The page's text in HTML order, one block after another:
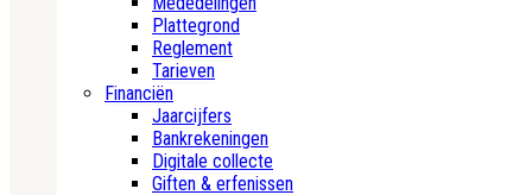
Plattegrond
Reglement
Tarieven
Financiën
Jaarcijfers
Bankrekeningen
Digitale collecte
Giften & erfenissen